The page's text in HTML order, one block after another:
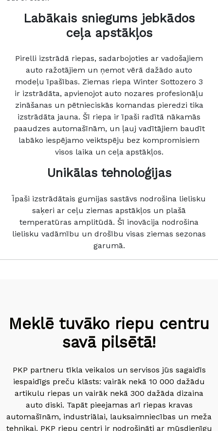
Labākais sniegums jebkādos
ceļa apstākļos
Pirelli izstrādā riepas, sadarbojoties ar vadošajiem
auto ražotājiem un ņemot vērā dažādo auto
modeļu īpašības. Ziemas riepa Winter Sottozero 3
ir izstrādāta, apvienojot auto nozares profesionāļu
zināšanas un pētnieciskās komandas pieredzi tika
izstrādāta jauna. Šī riepa ir īpaši radītā nākamās
paaudzes automašīnām, un ļauj vadītājiem baudīt
labāko iespējamo veiktspēju bez kompromisiem
visos laika un ceļa apstākļos.
Unikālas tehnoloģijas
Īpaši izstrādātais gumijas sastāvs nodrošina lielisku
saķeri ar ceļu ziemas apstākļos un plašā
temperatūras amplitūdā. Šī inovācija nodrošina
lielisku vadāmību un drošību visas ziemas sezonas
garumā.
Meklē tuvāko riepu centru
savā pilsētā!
PKP partneru tīkla veikalos un servisos jūs sagaidīs
iespaidīgs preču klāsts: vairāk nekā 10 000 dažādu
artikulu riepas un vairāk nekā 300 dažāda dizaina
auto diski. Tapāt pieejamas arī riepas kravas
automašīnām, industriālai, lauksaimniecības un meža
tehnikai. PKP riepu centri ir nodrošināti ar mūsdienīgu